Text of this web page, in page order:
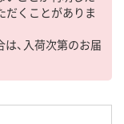
だくことがありま
、入荷次第のお届